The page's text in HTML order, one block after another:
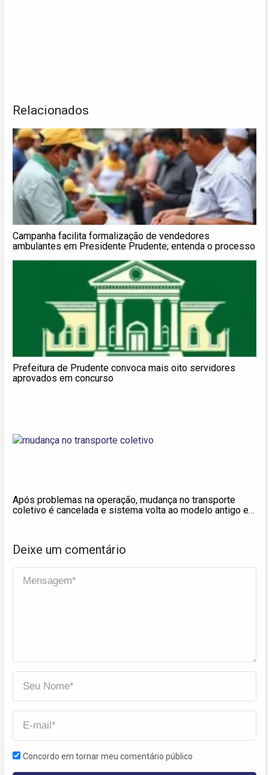
Relacionados
Campanha facilita formalização de vendedores
ambulantes em Presidente Prudente; entenda o processo
Prefeitura de Prudente convoca mais oito servidores
aprovados em concurso
Após problemas na operação, mudança no transporte
coletivo é cancelada e sistema volta ao modelo antigo em
Deixe um comentário
Concordo em tornar meu comentário público